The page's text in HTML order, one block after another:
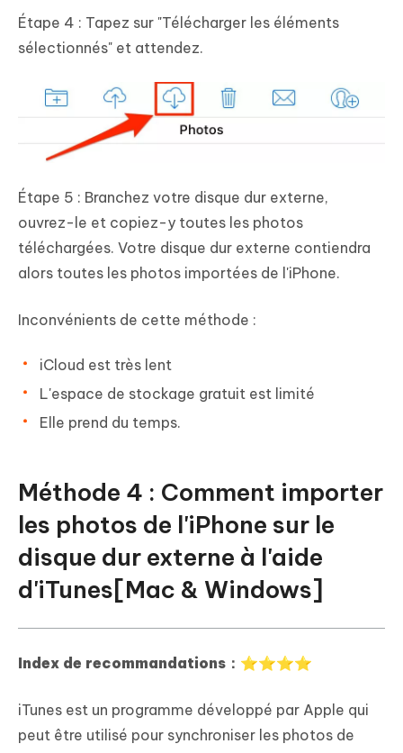
Étape 4 : Tapez sur "Télécharger les éléments
sélectionnés" et attendez.
Étape 5 : Branchez votre disque dur externe,
ouvrez-le et copiez-y toutes les photos
téléchargées. Votre disque dur externe contiendra
alors toutes les photos importées de l'iPhone.
Inconvénients de cette méthode :
iCloud est très lent
L'espace de stockage gratuit est limité
Elle prend du temps.
Méthode 4 : Comment importer
les photos de l'iPhone sur le
disque dur externe à l'aide
d'iTunes[Mac & Windows]
Index de recommandations：⭐⭐⭐⭐
iTunes est un programme développé par Apple qui
peut être utilisé pour synchroniser les photos de